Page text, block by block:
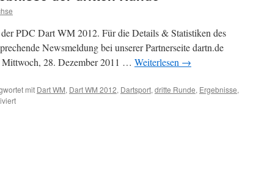
PDC Dart WM 2012. Für die Details & Statistiken des
Newsmeldung bei unserer Partnerseite dartn.de
28. Dezember 2011 … Weiterlesen →
mit Dart WM, Dart WM 2012, Dartsport, dritte Runde, Ergebnisse,
für